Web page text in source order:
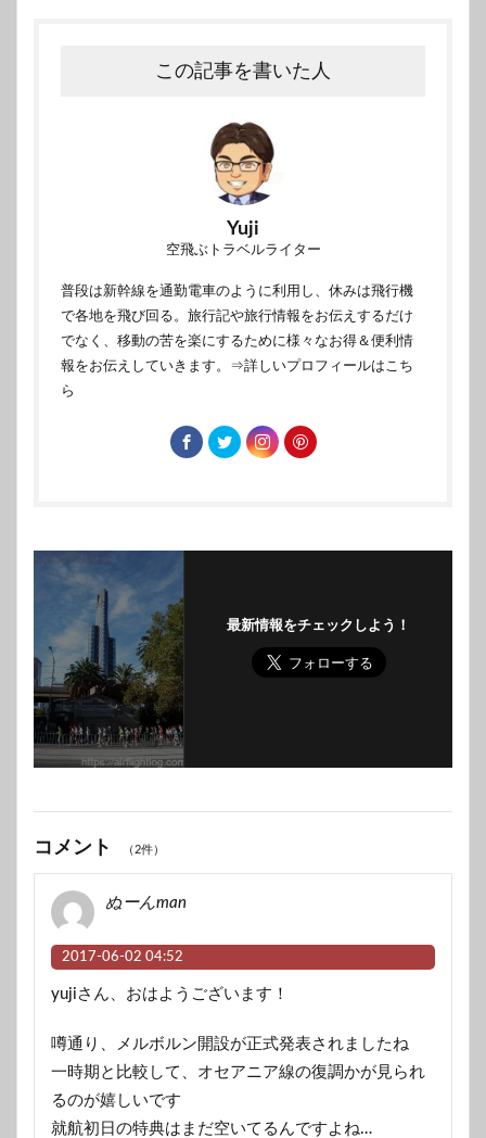
この記事を書いた人
Yuji
空飛ぶトラベルライター
普段は新幹線を通勤電車のように利用し、休みは飛行機
で各地を飛び回る。旅行記や旅行情報をお伝えするだけ
でなく、移動の苦を楽にするために様々なお得＆便利情
報をお伝えしていきます。 ⇒詳しいプロフィールはこち
ら
最新情報をチェックしよう！
コメント （2件）
ぬーんman
2017-06-02 04:52
yujiさん、おはようございます！
噂通り、メルボルン開設が正式発表されましたね
一時期と比較して、オセアニア線の復調かが見られ
るのが嬉しいです
就航初日の特典はまだ空いてるんですよね…